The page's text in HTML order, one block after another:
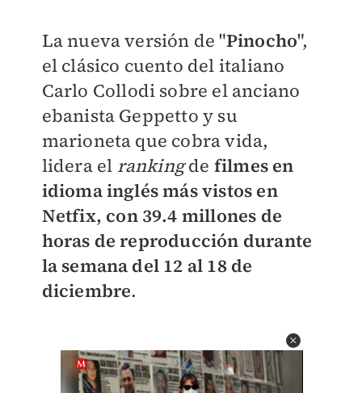
La nueva versión de "Pinocho",
el clásico cuento del italiano
Carlo Collodi sobre el anciano
ebanista Geppetto y su
marioneta que cobra vida,
lidera el rankingde filmes en
idioma inglés más vistos en
Netfix, con 39.4 millones de
horas de reproducción durante
la semana del 12 al 18 de
diciembre.